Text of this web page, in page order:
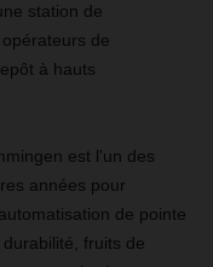
station de
de
à hauts
est l'un des
années pour
de pointe
fruits de